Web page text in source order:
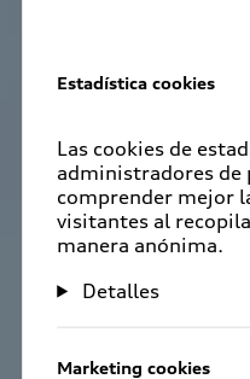
Estadística cookies
Las cookies de
administradores de
comprender mejor
visitantes al
manera anónima.
Detalles
Marketing cookies